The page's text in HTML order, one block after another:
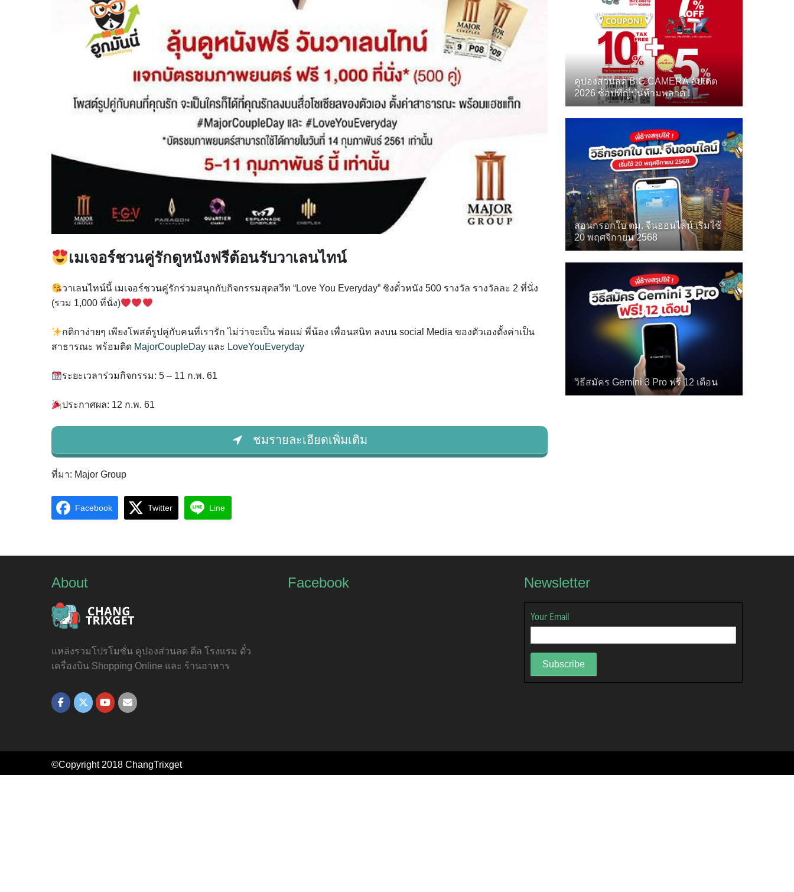
เมเจอร์ชวนคู่รักดูหนังฟรีต้อนรับวาเลนไทน์
วาเลนไทน์นี้ เมเจอร์ชวนคู่รักร่วมสนุกกับกิจกรรมสุดสวีท “Love You Everyday” ชิงตั๋วหนัง 500 รางวัล รางวัลละ 2 ที่นั่ง
(รวม 1,000 ที่นั่ง)
กติกาง่ายๆ เพียงโพสต์รูปคู่กับคนที่เรารัก ไม่ว่าจะเป็น พ่อแม่ พี่น้อง เพื่อนสนิท ลงบน social Media ของตัวเองตั้งค่าเป็น
สาธารณะ พร้อมติด MajorCoupleDay และ LoveYouEveryday
ระยะเวลาร่วมกิจกรรม: 5 – 11 ก.พ. 61
ประกาศผล: 12 ก.พ. 61
ชมรายละเอียดเพิ่มเติม
ที่มา: Major Group
Facebook Twitter Line
คูปองส่วนลด BIC CAMERA อัปเดต
2026 ช้อปที่ญี่ปุ่นห้ามพลาด !
สอนกรอกใบ ตม. จีนออนไลน์ เริ่มใช้
20 พฤศจิกายน 2568
วิธีสมัคร Gemini 3 Pro ฟรี 12 เดือน
About
แหล่งรวมโปรโมชั่น คูปองส่วนลด ดีล โรงแรม ตั๋ว
เครื่องบิน Shopping Online และ ร้านอาหาร
Facebook Newsletter
Your Email
Subscribe
©Copyright 2018 ChangTrixget